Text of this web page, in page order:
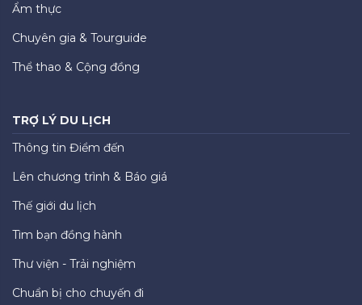
Ẩm thực
Chuyên gia & Tourguide
Thể thao & Cộng đồng
TRỢ LÝ DU LỊCH
Thông tin Điểm đến
Lên chương trình & Báo giá
Thế giới du lịch
Tìm bạn đồng hành
Thư viện - Trải nghiệm
Chuẩn bị cho chuyến đi